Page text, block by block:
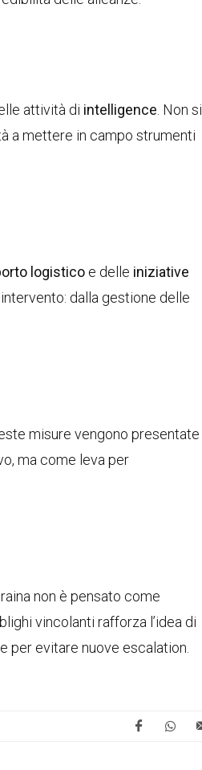
attività di intelligence . Non si
a mettere in campo strumenti
logistico e delle iniziative
dalla gestione delle
misure vengono presentate
ma come leva per
non è pensato come
vincolanti rafforza l’idea di
per evitare nuove escalation.